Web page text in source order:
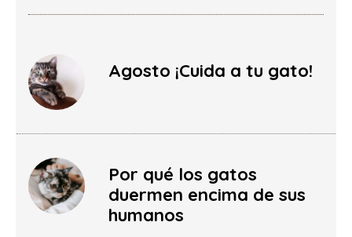
Agosto ¡Cuida a tu gato!
Por qué los gatos
duermen encima de sus
humanos